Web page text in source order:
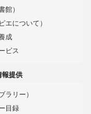
館）
エについて）
成
ビス
報提供
ラリー）
目録